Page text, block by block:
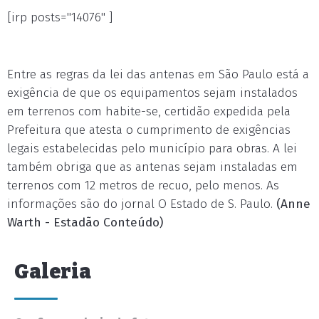
[irp posts="14076" ]
Entre as regras da lei das antenas em São Paulo está a
exigência de que os equipamentos sejam instalados
em terrenos com habite-se, certidão expedida pela
Prefeitura que atesta o cumprimento de exigências
legais estabelecidas pelo município para obras. A lei
também obriga que as antenas sejam instaladas em
terrenos com 12 metros de recuo, pelo menos. As
informações são do jornal O Estado de S. Paulo. (Anne
Warth - Estadão Conteúdo)
Galeria